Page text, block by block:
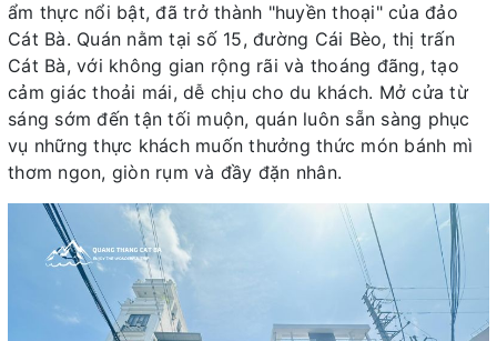
ẩm thực nổi bật, đã trở thành "huyền thoại" của đảo
Cát Bà. Quán nằm tại số 15, đường Cái Bèo, thị trấn
Cát Bà, với không gian rộng rãi và thoáng đãng, tạo
cảm giác thoải mái, dễ chịu cho du khách. Mở cửa từ
sáng sớm đến tận tối muộn, quán luôn sẵn sàng phục
vụ những thực khách muốn thưởng thức món bánh mì
thơm ngon, giòn rụm và đầy đặn nhân.